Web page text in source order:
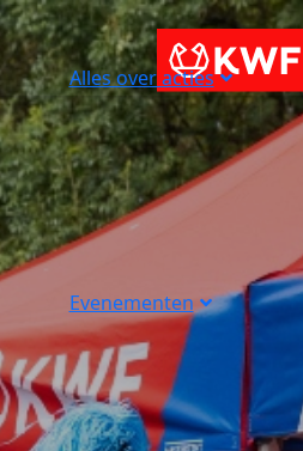
Alles over acties
Evenementen